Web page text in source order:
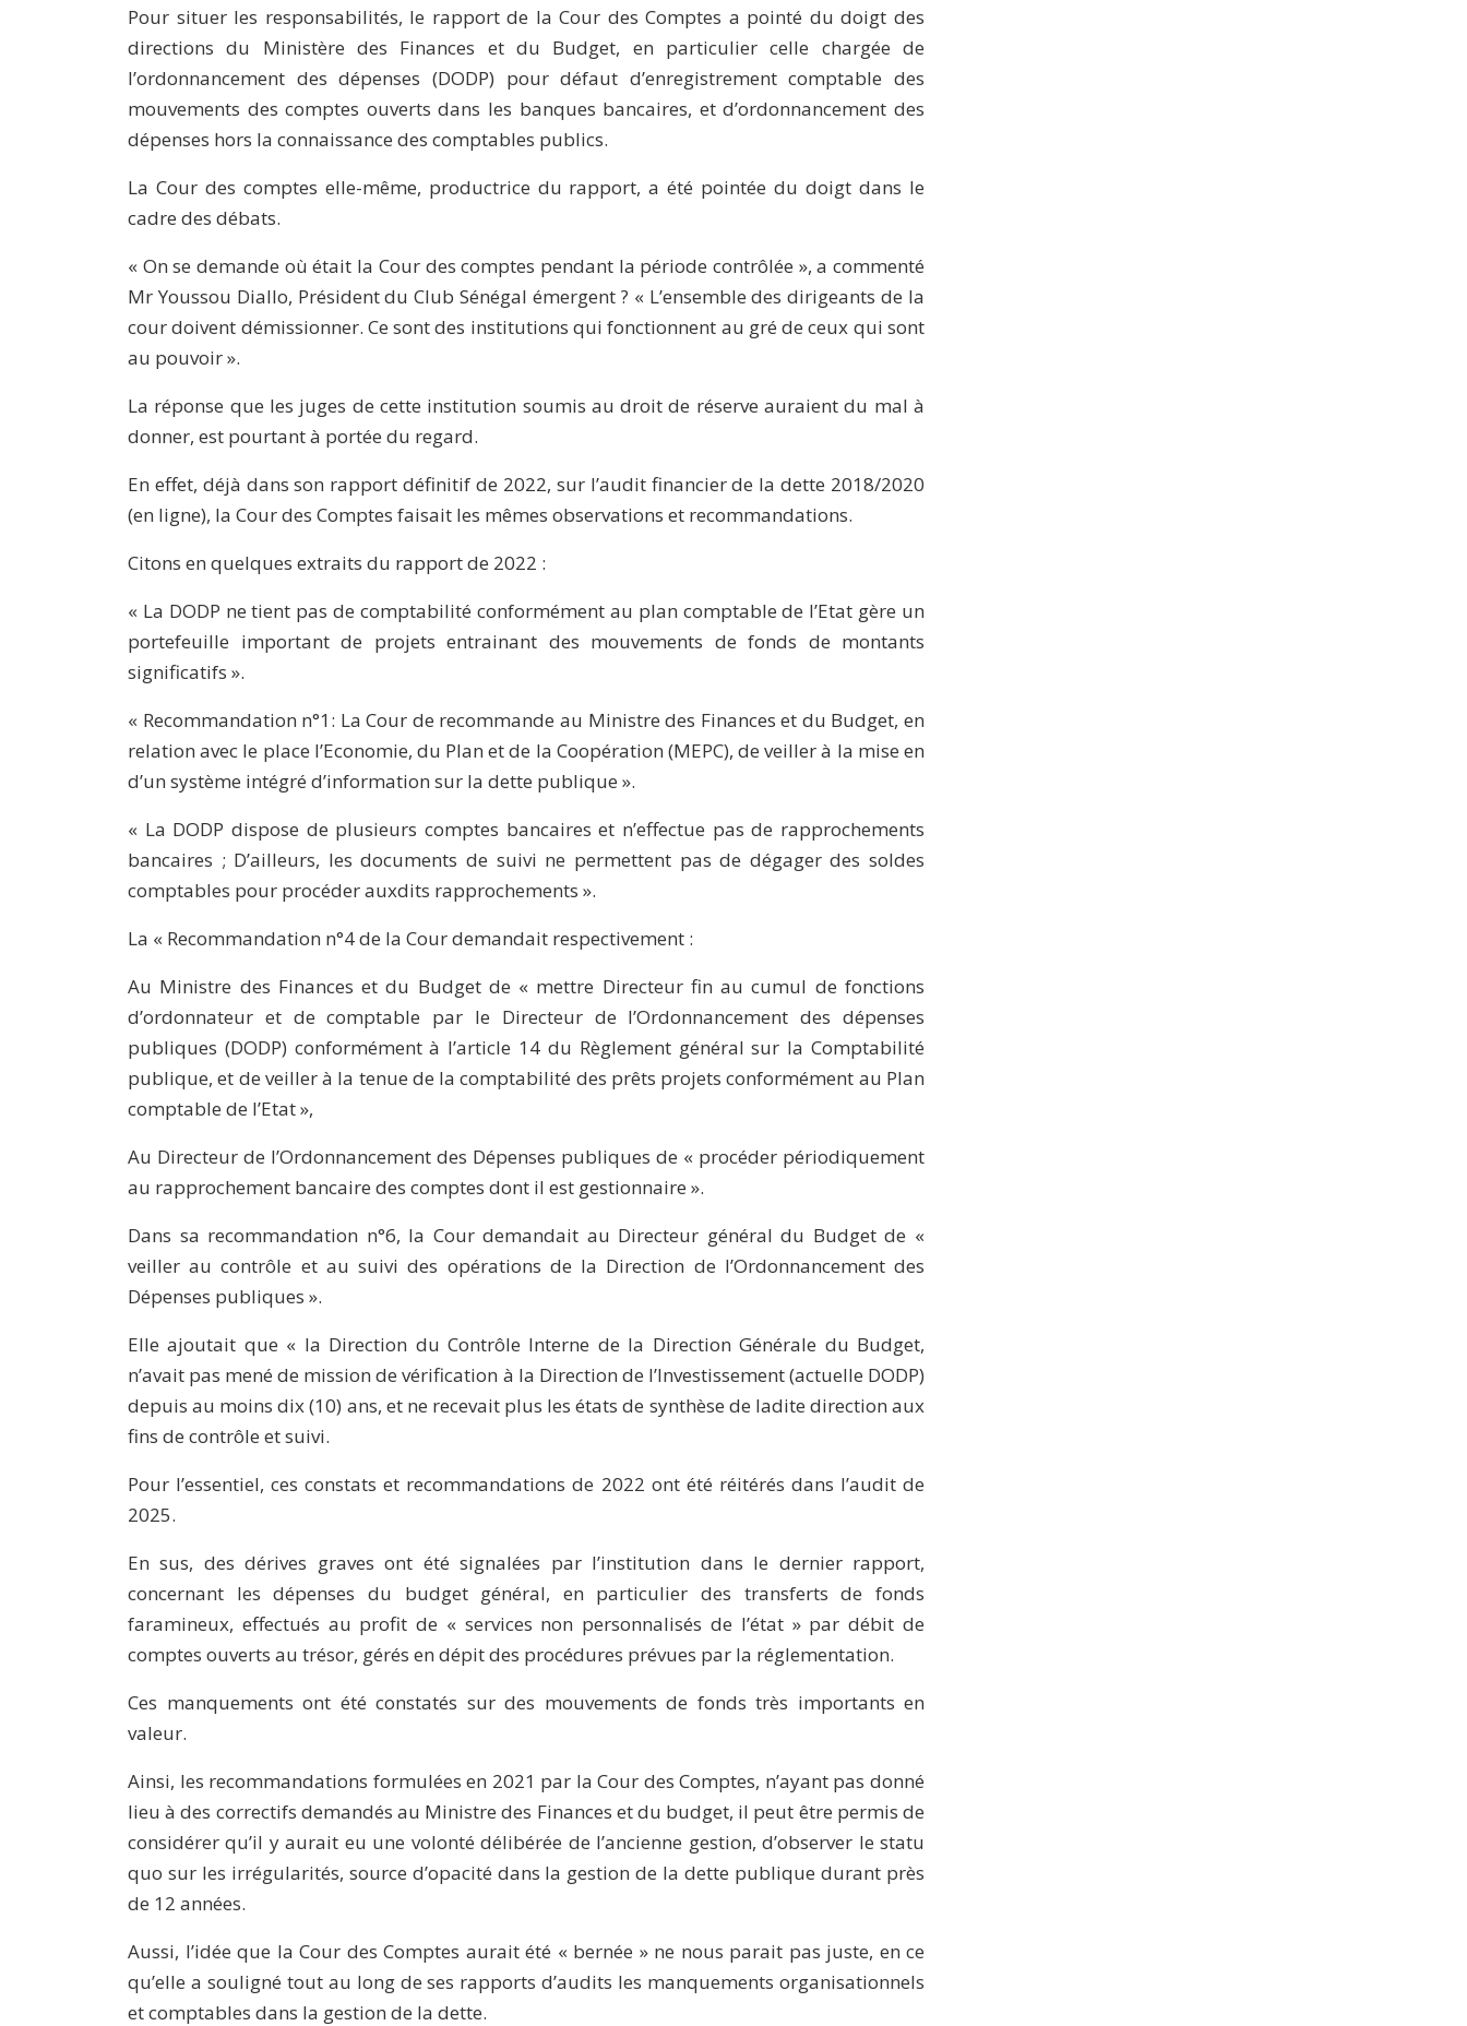
Pour situer les responsabilités, le rapport de la Cour des Comptes a pointé du doigt des
directions du Ministère des Finances et du Budget, en particulier celle chargée de
l’ordonnancement des dépenses (DODP) pour défaut d’enregistrement comptable des
mouvements des comptes ouverts dans les banques bancaires, et d’ordonnancement des
dépenses hors la connaissance des comptables publics.
La Cour des comptes elle-même, productrice du rapport, a été pointée du doigt dans le
cadre des débats.
« On se demande où était la Cour des comptes pendant la période contrôlée », a commenté
Mr Youssou Diallo, Président du Club Sénégal émergent ? « L’ensemble des dirigeants de la
cour doivent démissionner. Ce sont des institutions qui fonctionnent au gré de ceux qui sont
au pouvoir ».
La réponse que les juges de cette institution soumis au droit de réserve auraient du mal à
donner, est pourtant à portée du regard.
En effet, déjà dans son rapport définitif de 2022, sur l’audit financier de la dette 2018/2020
(en ligne), la Cour des Comptes faisait les mêmes observations et recommandations.
Citons en quelques extraits du rapport de 2022 :
« La DODP ne tient pas de comptabilité conformément au plan comptable de l’Etat gère un
portefeuille important de projets entrainant des mouvements de fonds de montants
significatifs ».
« Recommandation n°1: La Cour de recommande au Ministre des Finances et du Budget, en
relation avec le place l’Economie, du Plan et de la Coopération (MEPC), de veiller à la mise en
d’un système intégré d’information sur la dette publique ».
« La DODP dispose de plusieurs comptes bancaires et n’effectue pas de rapprochements
bancaires ; D’ailleurs, les documents de suivi ne permettent pas de dégager des soldes
comptables pour procéder auxdits rapprochements ».
La « Recommandation n°4 de la Cour demandait respectivement :
Au Ministre des Finances et du Budget de « mettre Directeur fin au cumul de fonctions
d’ordonnateur et de comptable par le Directeur de l’Ordonnancement des dépenses
publiques (DODP) conformément à l’article 14 du Règlement général sur la Comptabilité
publique, et de veiller à la tenue de la comptabilité des prêts projets conformément au Plan
comptable de l’Etat »,
Au Directeur de l’Ordonnancement des Dépenses publiques de « procéder périodiquement
au rapprochement bancaire des comptes dont il est gestionnaire ».
Dans sa recommandation n°6, la Cour demandait au Directeur général du Budget de «
veiller au contrôle et au suivi des opérations de la Direction de l’Ordonnancement des
Dépenses publiques ».
Elle ajoutait que « la Direction du Contrôle Interne de la Direction Générale du Budget,
n’avait pas mené de mission de vérification à la Direction de l’Investissement (actuelle DODP)
depuis au moins dix (10) ans, et ne recevait plus les états de synthèse de ladite direction aux
fins de contrôle et suivi.
Pour l’essentiel, ces constats et recommandations de 2022 ont été réitérés dans l’audit de
2025.
En sus, des dérives graves ont été signalées par l’institution dans le dernier rapport,
concernant les dépenses du budget général, en particulier des transferts de fonds
faramineux, effectués au profit de « services non personnalisés de l’état » par débit de
comptes ouverts au trésor, gérés en dépit des procédures prévues par la réglementation.
Ces manquements ont été constatés sur des mouvements de fonds très importants en
valeur.
Ainsi, les recommandations formulées en 2021 par la Cour des Comptes, n’ayant pas donné
lieu à des correctifs demandés au Ministre des Finances et du budget, il peut être permis de
considérer qu’il y aurait eu une volonté délibérée de l’ancienne gestion, d’observer le statu
quo sur les irrégularités, source d’opacité dans la gestion de la dette publique durant près
de 12 années.
Aussi, l’idée que la Cour des Comptes aurait été « bernée » ne nous parait pas juste, en ce
qu’elle a souligné tout au long de ses rapports d’audits les manquements organisationnels
et comptables dans la gestion de la dette.